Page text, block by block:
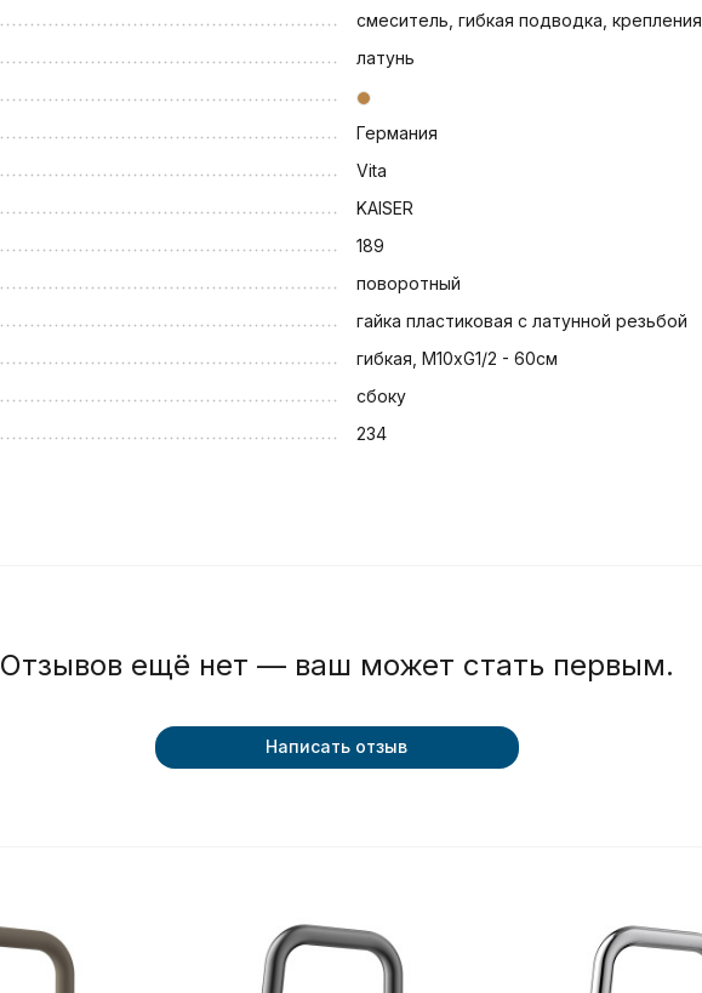
смеситель, гибкая подводка, крепления
латунь
Германия
Vita
KAISER
189
поворотный
гайка пластиковая с латунной резьбой
гибкая, M10xG1/2 - 60см
сбоку
234
Отзывов ещё нет — ваш может стать первым.
Написать отзыв